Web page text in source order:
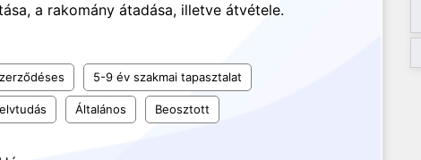
a rakomány átadása, illetve átvétele.
5-9 év szakmai tapasztalat
Általános Beosztott